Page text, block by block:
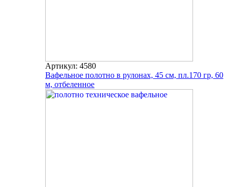
Артикул: 4580
Вафельное полотно в рулонах, 45 см, пл.170 гр, 60
м, отбеленное